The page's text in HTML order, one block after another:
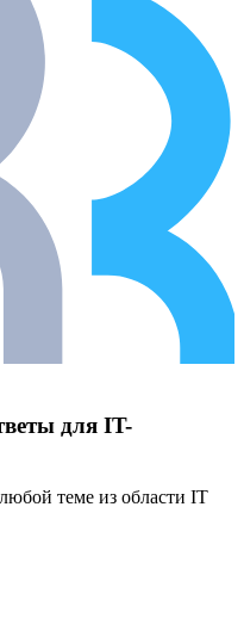
для IT-
теме из области IT